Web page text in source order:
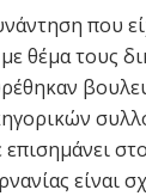
που
θέμα τους
επισημάνει
είναι